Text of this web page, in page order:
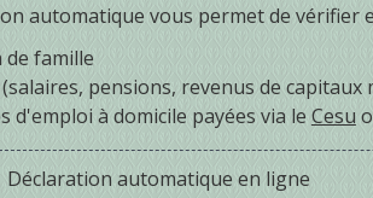
automatique vous permet de
famille
pensions, revenus de capitaux
d'emploi à domicile payées via le Cesu
Déclaration automatique en ligne